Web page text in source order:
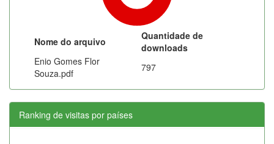
Nome do arquivo
Quantidade de
downloads
Enio Gomes Flor
Souza.pdf
797
Ranking de visitas por países